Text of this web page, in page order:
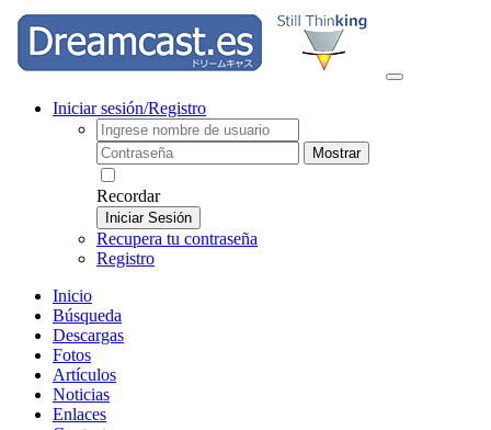
Iniciar sesión/Registro
Mostrar
Recordar
Iniciar Sesión
Recupera tu contraseña
Registro
Inicio
Búsqueda
Descargas
Fotos
Artículos
Noticias
Enlaces